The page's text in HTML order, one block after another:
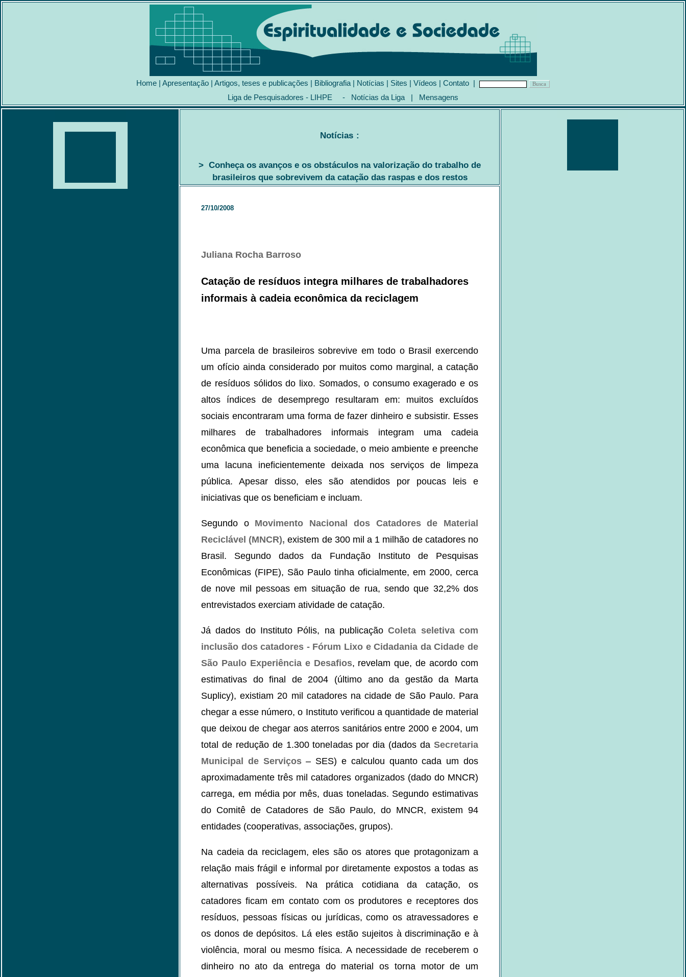
Home | Apresentação | Artigos, teses e publicações | Bibliografia | Notícias | Sites | Vídeos | Contato |
Liga de Pesquisadores - LIHPE - Notícias da Liga | Mensagens
Notícias :
> Conheça os avanços e os obstáculos na valorização do trabalho de
brasileiros que sobrevivem da catação das raspas e dos restos
27/10/2008
Juliana Rocha Barroso
Catação de resíduos integra milhares de trabalhadores
informais à cadeia econômica da reciclagem
Uma parcela de brasileiros sobrevive em todo o Brasil exercendo
um ofício ainda considerado por muitos como marginal, a catação
de resíduos sólidos do lixo. Somados, o consumo exagerado e os
altos índices de desemprego resultaram em: muitos excluídos
sociais encontraram uma forma de fazer dinheiro e subsistir. Esses
milhares de trabalhadores informais integram uma cadeia
econômica que beneficia a sociedade, o meio ambiente e preenche
uma lacuna ineficientemente deixada nos serviços de limpeza
pública. Apesar disso, eles são atendidos por poucas leis e
iniciativas que os beneficiam e incluam.
Segundo o Movimento Nacional dos Catadores de Material
Reciclável (MNCR), existem de 300 mil a 1 milhão de catadores no
Brasil. Segundo dados da Fundação Instituto de Pesquisas
Econômicas (FIPE), São Paulo tinha oficialmente, em 2000, cerca
de nove mil pessoas em situação de rua, sendo que 32,2% dos
entrevistados exerciam atividade de catação.
Já dados do Instituto Pólis, na publicaçãoColeta seletiva com
inclusão dos catadores - Fórum Lixo e Cidadania da Cidade de
São Paulo Experiência e Desafios, revelam que, de acordo com
estimativas do final de 2004 (último ano da gestão da Marta
Suplicy), existiam 20 mil catadores na cidade de São Paulo. Para
chegar a esse número, o Instituto verificou a quantidade de material
que deixou de chegar aos aterros sanitários entre 2000 e 2004, um
total de redução de 1.300 toneladas por dia (dados da Secretaria
Municipal de Serviços– SES) e calculou quanto cada um dos
aproximadamente três mil catadores organizados (dado do MNCR)
carrega, em média por mês, duas toneladas. Segundo estimativas
do Comitê de Catadores de São Paulo, do MNCR, existem 94
entidades (cooperativas, associações, grupos).
Na cadeia da reciclagem, eles são os atores que protagonizam a
relação mais frágil e informal por diretamente expostos a todas as
alternativas possíveis. Na prática cotidiana da catação, os
catadores ficam em contato com os produtores e receptores dos
resíduos, pessoas físicas ou jurídicas, como os atravessadores e
os donos de depósitos. Lá eles estão sujeitos à discriminação e à
violência, moral ou mesmo física. A necessidade de receberem o
dinheiro no ato da entrega do material os torna motor de um